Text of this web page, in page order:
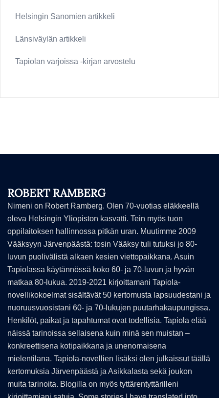
Helsingin Sanomien artikkeli
Länsiväylän artikkeli
Tapiolan varjoissa -kirjan arvostelu
ROBERT RAMBERG
Nimeni on Robert Ramberg. Olen 70-vuotias eläkkeellä
oleva Helsingin Yliopiston kasvatti. Tein myös tuon
oppilaitoksen hallinnossa pitkän uran. Muutimme 2009
Vääksyyn Järvenpäästä: tosin Vääksy tuli tutuksi jo 80-
luvun puolivälistä alkaen kesien viettopaikkana. Asuin
Tapiolassa käytännössä koko 60- ja 70-luvun ja hyvän
matkaa 80-lukua. 2019-2021 kirjoittamani Tapiola-
novellikokoelmat sisältävät 50 kertomusta lapsuudestani ja
nuoruusvuosistani 60- ja 70-lukujen puutarhakaupungissa.
Henkilöt, paikat ja tapahtumat ovat todellisia. Tapiola elää
näissä tarinoissa sellaisena kuin minä sen muistan –
konkreettisena kotipaikkana ja unenomaisena
mielentilana. Tapiola-novellien lisäksi olen julkaissut täällä
kertomuksia Järvenpäästä ja Asikkalasta sekä joukon
muita tarinoita. Blogilla on myös tyttärentyttärilleni